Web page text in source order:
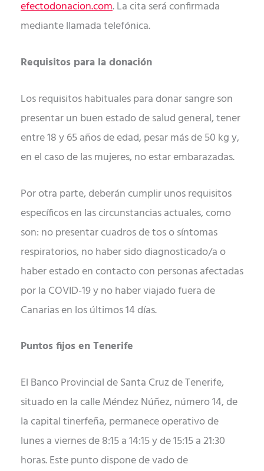
efectodonacion.com. La cita será confirmada
mediante llamada telefónica.
Requisitos para la donación
Los requisitos habituales para donar sangre son
presentar un buen estado de salud general, tener
entre 18 y 65 años de edad, pesar más de 50 kg y,
en el caso de las mujeres, no estar embarazadas.
Por otra parte, deberán cumplir unos requisitos
específicos en las circunstancias actuales, como
son: no presentar cuadros de tos o síntomas
respiratorios, no haber sido diagnosticado/a o
haber estado en contacto con personas afectadas
por la COVID-19 y no haber viajado fuera de
Canarias en los últimos 14 días.
Puntos fijos en Tenerife
El Banco Provincial de Santa Cruz de Tenerife,
situado en la calle Méndez Núñez, número 14, de
la capital tinerfeña, permanece operativo de
lunes a viernes de 8:15 a 14:15 y de 15:15 a 21:30
horas. Este punto dispone de vado de